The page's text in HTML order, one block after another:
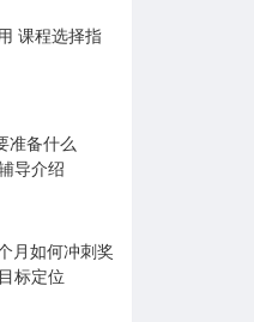
课程选择指
准备什么
导介绍
月如何冲刺奖
标定位